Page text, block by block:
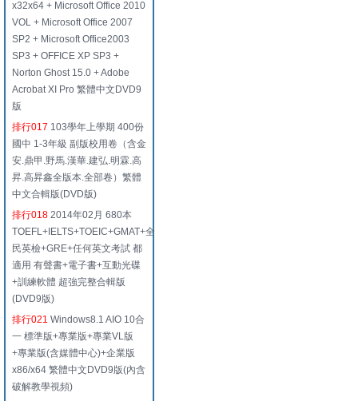
x32x64 + Microsoft Office 2010
VOL + Microsoft Office 2007
SP2 + Microsoft Office2003
SP3 + OFFICE XP SP3 +
Norton Ghost 15.0 + Adobe
Acrobat XI Pro 繁體中文DVD9
版
排行017 103學年上學期 400份
國中 1-3年級 副版校用卷（含金
安.鼎甲.野馬.漢華.建弘.明霖.高
昇.高昇鑫全版本.全部卷）繁體
中文合輯版(DVD版)
排行018 2014年02月 680本
TOEFL+IELTS+TOEIC+GMAT+全
民英檢+GRE+任何英文考試 都
適用 有聲書+電子書+互動光碟
+訓練軟體 超強完整合輯版
(DVD9版)
排行021 Windows8.1 AIO 10合
一 標準版+專業版+專業VL版
+專業版(含媒體中心)+企業版
x86/x64 繁體中文DVD9版(內含
破解教學視頻)